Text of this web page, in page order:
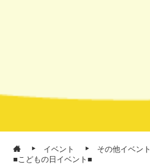
イベント
その他イベント
■こどもの日イベント■